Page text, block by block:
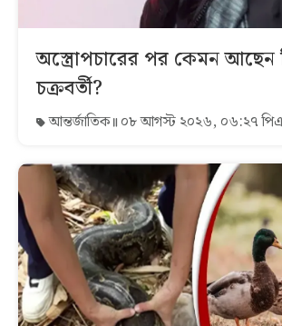
অস্ত্রোপচারের পর কেমন আছেন
চক্রবর্তী?
আন্তর্জাতিক ০৮ আগস্ট ২০২৬, ০৬:২৭